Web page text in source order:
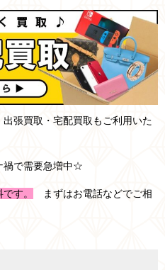
張買取・宅配買取もご利用いた
禍で需要急増中☆
す。
まずはお電話などでご相